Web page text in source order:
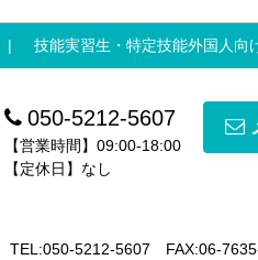
技能実習生・特定技能外国人向
050-5212-5607
【営業時間】09:00-18:00
【定休日】なし
TEL:050-5212-5607 FAX:06-